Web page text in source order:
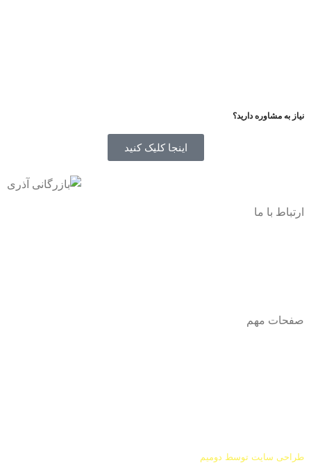
نیاز به مشاوره دارید؟
اینجا کلیک کنید
ارتباط با ما
صفحات مهم
طراحی سایت توسط دومیم